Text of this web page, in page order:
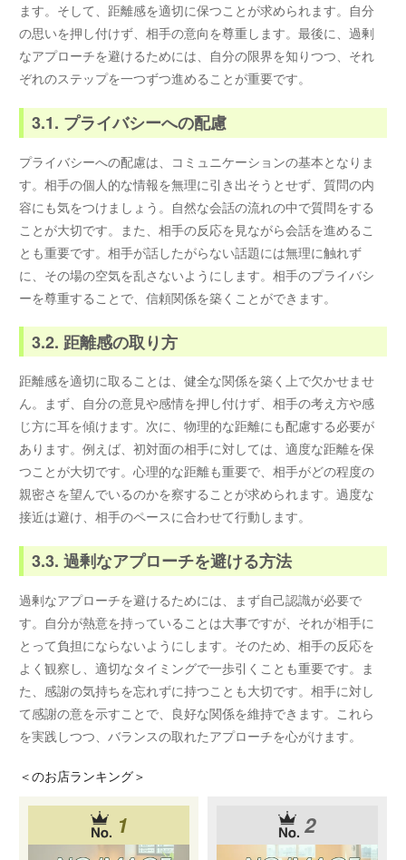
ます。そして、距離感を適切に保つことが求められます。自分
の思いを押し付けず、相手の意向を尊重します。最後に、過剰
なアプローチを避けるためには、自分の限界を知りつつ、それ
ぞれのステップを一つずつ進めることが重要です。
3.1. プライバシーへの配慮
プライバシーへの配慮は、コミュニケーションの基本となりま
す。相手の個人的な情報を無理に引き出そうとせず、質問の内
容にも気をつけましょう。自然な会話の流れの中で質問をする
ことが大切です。また、相手の反応を見ながら会話を進めるこ
とも重要です。相手が話したがらない話題には無理に触れず
に、その場の空気を乱さないようにします。相手のプライバシ
ーを尊重することで、信頼関係を築くことができます。
3.2. 距離感の取り方
距離感を適切に取ることは、健全な関係を築く上で欠かせませ
ん。まず、自分の意見や感情を押し付けず、相手の考え方や感
じ方に耳を傾けます。次に、物理的な距離にも配慮する必要が
あります。例えば、初対面の相手に対しては、適度な距離を保
つことが大切です。心理的な距離も重要で、相手がどの程度の
親密さを望んでいるのかを察することが求められます。過度な
接近は避け、相手のペースに合わせて行動します。
3.3. 過剰なアプローチを避ける方法
過剰なアプローチを避けるためには、まず自己認識が必要で
す。自分が熱意を持っていることは大事ですが、それが相手に
とって負担にならないようにします。そのため、相手の反応を
よく観察し、適切なタイミングで一歩引くことも重要です。ま
た、感謝の気持ちを忘れずに持つことも大切です。相手に対し
て感謝の意を示すことで、良好な関係を維持できます。これら
を実践しつつ、バランスの取れたアプローチを心がけます。
＜のお店ランキング＞
1 2